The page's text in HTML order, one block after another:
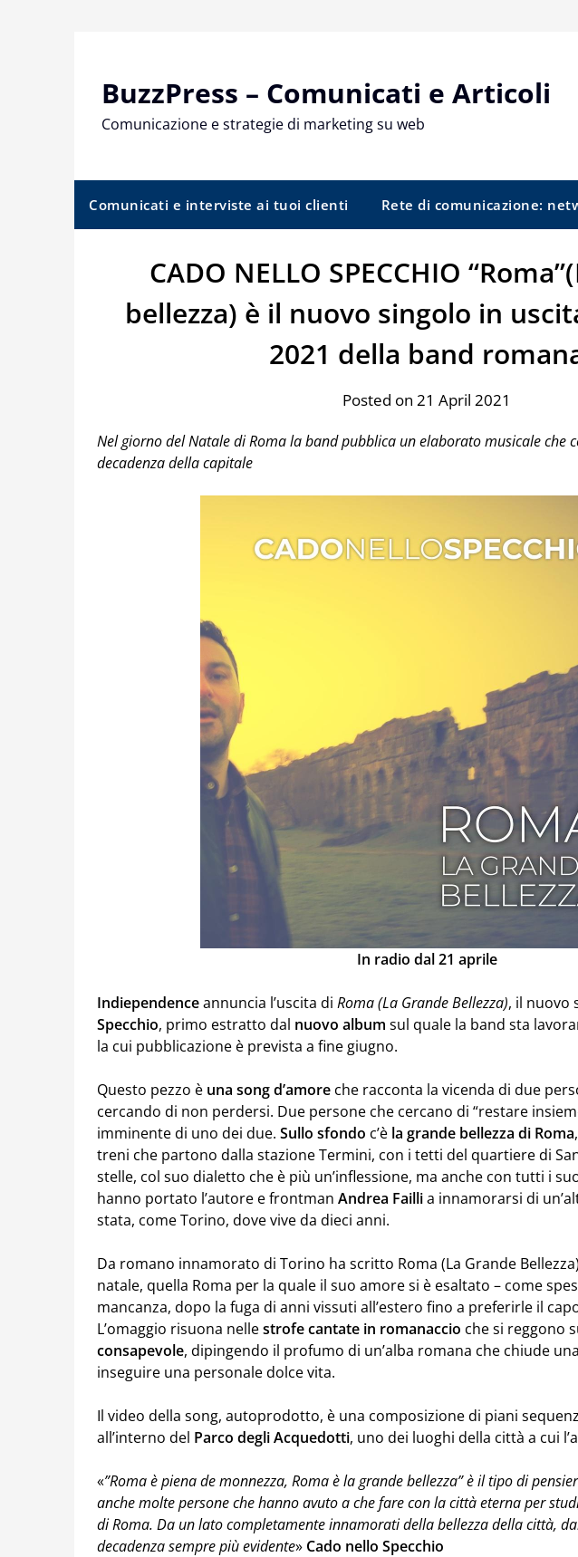
BuzzPress – Comunicati e Articoli
Comunicazione e strategie di marketing su web
Comunicati e interviste ai tuoi clienti Rete di comunicazione:
CADO NELLO SPECCHIO
bellezza) è il nuovo singolo in
2021 della band
Posted on 21 April 2021
Nel giorno del Natale di Roma la band pubblica un elaborato musicale che
decadenza della capitale
In radio dal 21 aprile
Indiependenceannuncia l’uscita di Roma (La Grande Bellezza), il nuovo
Specchio, primo estratto dal nuovo album sul quale la band sta
la cui pubblicazione è prevista a fine giugno.
Questo pezzo è una song d’amore che racconta la vicenda di due
cercando di non perdersi. Due persone che cercano di “restare
imminente di uno dei due. Sullo sfondo c’è la grande bellezza di Roma
treni che partono dalla stazione Termini, con i tetti del quartiere di
stelle, col suo dialetto che è più un’inflessione, ma anche con tutti i
hanno portato l’autore e frontman Andrea Faillia innamorarsi di
stata, come Torino, dove vive da dieci anni.
Da romano innamorato di Torino ha scritto Roma (La Grande
natale, quella Roma per la quale il suo amore si è esaltato – come
mancanza, dopo la fuga di anni vissuti all’estero fino a preferirle il
L’omaggio risuona nellestrofe cantate in romanaccio che si reggono
consapevole, dipingendo il profumo di un’alba romana che chiude
inseguire una personale dolce vita.
Il video della song, autoprodotto, è una composizione di piani
all’interno del Parco degli Acquedotti, uno dei luoghi della città a cui
«”Roma è piena de monnezza, Roma è la grande bellezza” è il tipo di
anche molte persone che hanno avuto a che fare con la città eterna per
di Roma. Da un lato completamente innamorati della bellezza della città,
decadenza sempre più evidente» Cado nello Specchio